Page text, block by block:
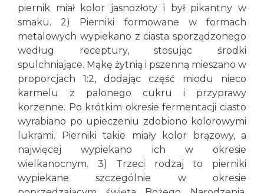
piernik miał kolor jasnozłoty i był pikantny w
smaku. 2) Pierniki formowane w formach
metalowych wypiekano z ciasta sporządzonego
według receptury, stosując środki
spulchniające. Mąkę żytnią i pszenną mieszano w
proporcjach 1:2, dodając część miodu nieco
karmelu z palonego cukru i przyprawy
korzenne. Po krótkim okresie fermentacji ciasto
wyrabiano po upieczeniu zdobiono kolorowymi
lukrami. Pierniki takie miały kolor brązowy, a
najwięcej wypiekano ich w okresie
wielkanocnym. 3) Trzeci rodzaj to pierniki
wypiekane szczególnie w okresie